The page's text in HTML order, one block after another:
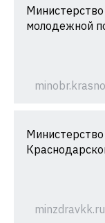
Министерство
молодежной
minzdravkk.ru